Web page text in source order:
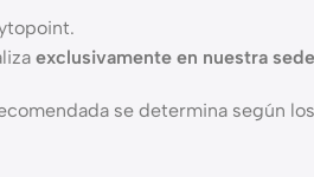
exclusivamente en nuestra
se determina según